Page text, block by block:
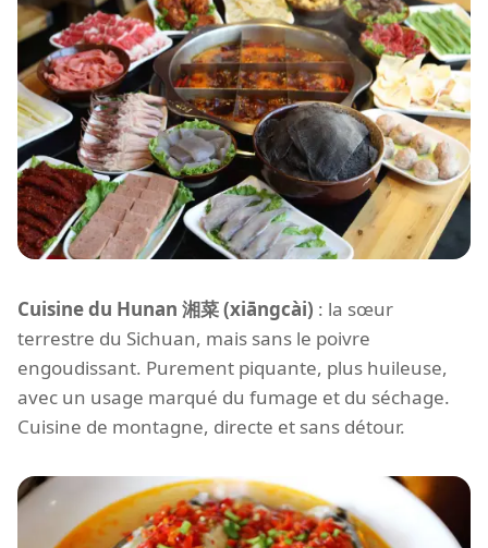
Cuisine du Hunan 湘菜 (xiāngcài) : la sœur
terrestre du Sichuan, mais sans le poivre
engoudissant. Purement piquante, plus huileuse,
avec un usage marqué du fumage et du séchage.
Cuisine de montagne, directe et sans détour.